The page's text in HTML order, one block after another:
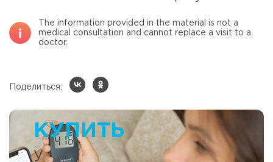
The information provided in the material is not a
medical consultation and cannot replace a visit to a
doctor.
Поделиться:
КУПИТЬ
у